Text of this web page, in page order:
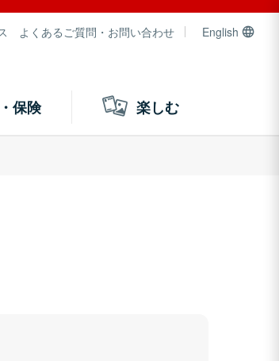
よくあるご質問・お問い合わせ English
保険 楽しむ